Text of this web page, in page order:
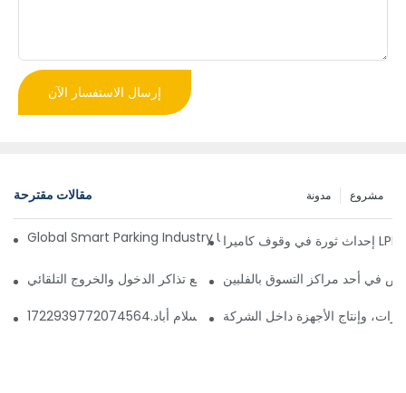
إرسال الاستفسار الآن
مقالات مقترحة مشروع مدونة
Global Smart Parking Industry Update for Third Quarter of
مواقف السيارات الذكي وآلة دفع تذاكر الدخول والخروج التلقائي
في أحد مراكز التسوق بالفلبين
السيارات قريبًا في إسلام أباد.1722939772074564
وإنتاج الأجهزة داخل الشركة